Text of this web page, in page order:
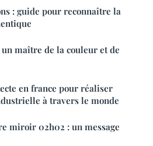
: guide pour reconnaître la
maître de la couleur et de
en france pour réaliser
à travers le monde
miroir 02h02 : un message